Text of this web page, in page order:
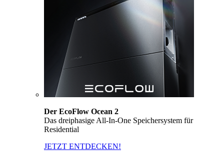
Der EcoFlow Ocean 2
Das dreiphasige All-In-One Speichersystem für
Residential
JETZT ENTDECKEN!